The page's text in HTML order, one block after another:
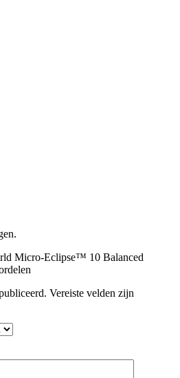
Micro-Eclipse™ 10 Balanced
Vereiste velden zijn